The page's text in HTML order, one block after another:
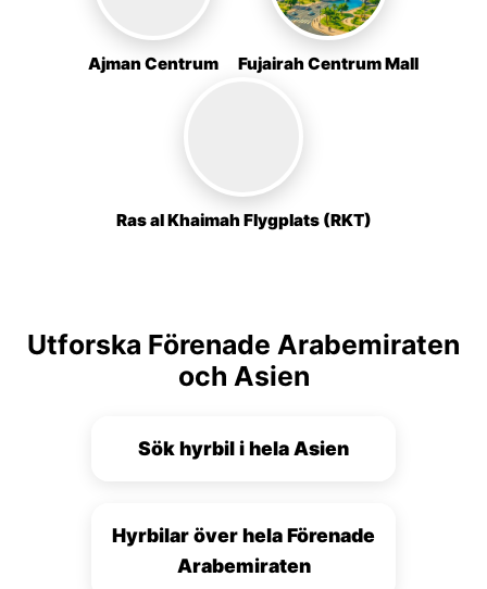
Ajman Centrum Fujairah Centrum Mall
Ras al Khaimah Flygplats (RKT)
Utforska Förenade Arabemiraten
och Asien
Sök hyrbil i hela Asien
Hyrbilar över hela Förenade
Arabemiraten